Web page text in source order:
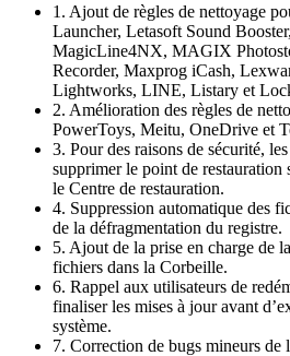
1. Ajout de règles de nettoyage
Launcher, Letasoft Sound
MagicLine4NX, MAGIX
Recorder, Maxprog iCash,
Lightworks, LINE, Listary et
2. Amélioration des règles de
PowerToys, Meitu, OneDrive et
3. Pour des raisons de sécurité,
supprimer le point de restauration
le Centre de restauration.
4. Suppression automatique des
de la défragmentation du registre.
5. Ajout de la prise en charge de
fichiers dans la Corbeille.
6. Rappel aux utilisateurs de
finaliser les mises à jour avant
système.
7. Correction de bugs mineurs de